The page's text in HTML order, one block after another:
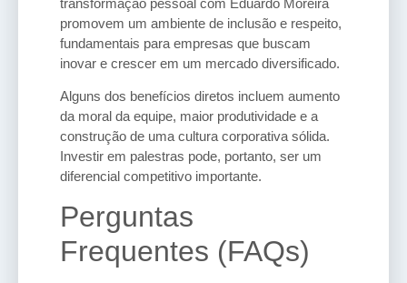
promovem um ambiente de inclusão e respeito,
fundamentais para empresas que buscam
inovar e crescer em um mercado diversificado.
Alguns dos benefícios diretos incluem aumento
da moral da equipe, maior produtividade e a
construção de uma cultura corporativa sólida.
Investir em palestras pode, portanto, ser um
diferencial competitivo importante.
Perguntas
Frequentes (FAQs)